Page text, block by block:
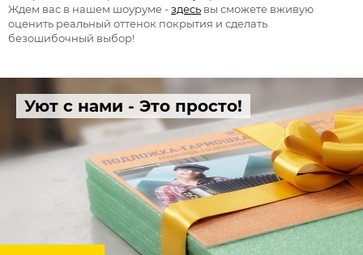
Ждем вас в нашем шоуруме -здесь вы сможете вживую
оценить реальный оттенок покрытия и сделать
безошибочный выбор!
Уют с нами - Это просто!